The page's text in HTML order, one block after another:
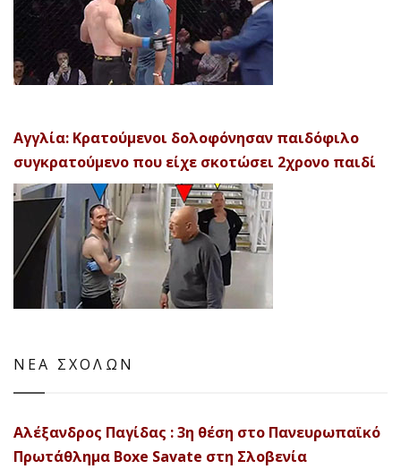
Αγγλία: Κρατούμενοι δολοφόνησαν παιδόφιλο
συγκρατούμενο που είχε σκοτώσει 2χρονο παιδί
ΝΕΑ ΣΧΟΛΩΝ
Αλέξανδρος Παγίδας : 3η θέση στο Πανευρωπαϊκό
Πρωτάθλημα Boxe Savate στη Σλοβενία